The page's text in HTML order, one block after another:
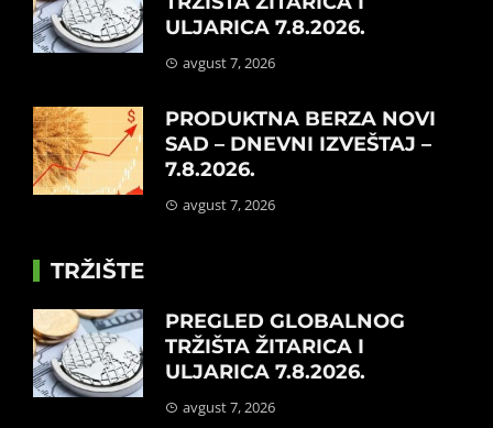
ULJARICA 7.8.2026.
avgust 7, 2026
PRODUKTNA BERZA NOVI
SAD – DNEVNI IZVEŠTAJ –
7.8.2026.
avgust 7, 2026
TRŽIŠTE
PREGLED GLOBALNOG
TRŽIŠTA ŽITARICA I
ULJARICA 7.8.2026.
avgust 7, 2026